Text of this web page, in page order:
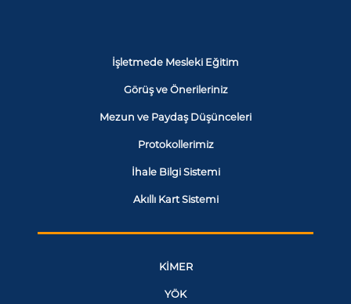
İşletmede Mesleki Eğitim
Görüş ve Önerileriniz
Mezun ve Paydaş Düşünceleri
Protokollerimiz
İhale Bilgi Sistemi
Akıllı Kart Sistemi
KİMER
YÖK